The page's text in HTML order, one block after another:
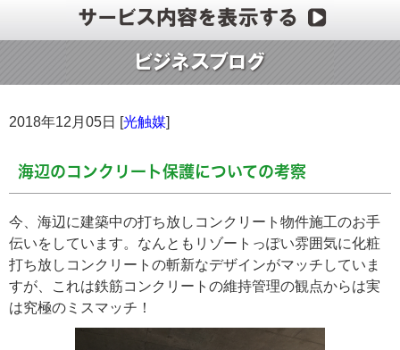
2018年12月05日 [光触媒]
海辺のコンクリート保護についての考察
今、海辺に建築中の打ち放しコンクリート物件施工のお手
伝いをしています。なんともリゾートっぽい雰囲気に化粧
打ち放しコンクリートの斬新なデザインがマッチしていま
すが、これは鉄筋コンクリートの維持管理の観点からは実
は究極のミスマッチ！